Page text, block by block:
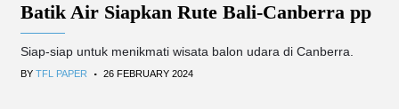
Batik Air Siapkan Rute Bali-Canberra pp
Siap-siap untuk menikmati wisata balon udara di Canberra.
BY TFL PAPER . 26 FEBRUARY 2024